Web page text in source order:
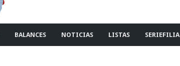
BALANCES NOTICIAS LISTAS SERIEFILIA